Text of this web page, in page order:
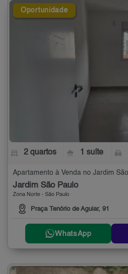
Oportunidade
2 quartos 1 suíte
Jardim São Paulo
Zona Norte - São Paulo
Praça Tenório de Aguiar, 91
WhatsApp